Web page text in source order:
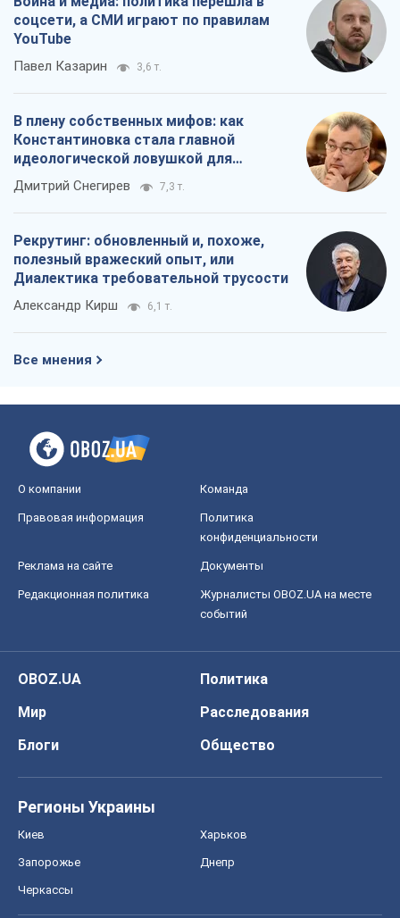
соцсети, а СМИ играют по правилам
YouTube
Павел Казарин 3,6 т.
В плену собственных мифов: как
Константиновка стала главной
идеологической ловушкой для
российских оккупантов
Дмитрий Снегирев 7,3 т.
Рекрутинг: обновленный и, похоже,
полезный вражеский опыт, или
Диалектика требовательной трусости
Александр Кирш 6,1 т.
Все мнения
О компании Команда
Правовая информация
Политика
конфиденциальности
Реклама на сайте Документы
Редакционная политика
Журналисты OBOZ.UA на месте
событий
OBOZ.UA
Политика
Мир
Расследования
Блоги
Общество
Регионы Украины
Киев Харьков
Запорожье Днепр
Черкассы